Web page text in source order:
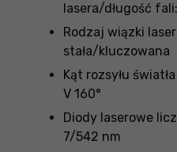
lasera/długość
Rodzaj wiązki
stała/kluczowana
Kąt rozsyłu
V 160°
Diody laserowe
7/542 nm